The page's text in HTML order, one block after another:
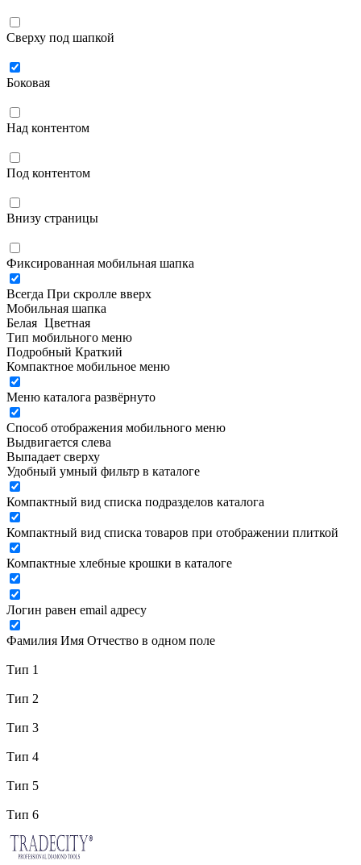
Сверху под шапкой
Боковая
Над контентом
Под контентом
Внизу страницы
Фиксированная мобильная шапка
Всегда При скролле вверх
Мобильная шапка
Белая Цветная
Тип мобильного меню
Подробный Краткий
Компактное мобильное меню
Меню каталога развёрнуто
Способ отображения мобильного меню
Выдвигается слева
Выпадает сверху
Удобный умный фильтр в каталоге
Компактный вид списка подразделов каталога
Компактный вид списка товаров при отображении плиткой
Компактные хлебные крошки в каталоге
Логин равен email адресу
Фамилия Имя Отчество в одном поле
Тип 1
Тип 2
Тип 3
Тип 4
Тип 5
Тип 6